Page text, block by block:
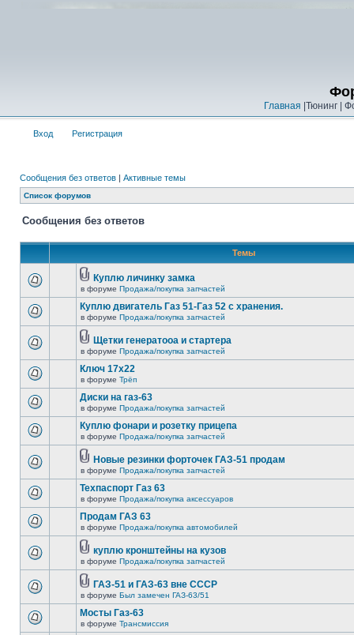
Главная |Тюнинг |
Вход Регистрация
Сообщения без ответов | Активные темы
Список форумов
Сообщения без ответов
Темы
Куплю личинку замка
в форуме Продажа/покупка запчастей
Куплю двигатель Газ 51-Газ 52 с хранения.
в форуме Продажа/покупка запчастей
Щетки генератооа и стартера
в форуме Продажа/покупка запчастей
Ключ 17х22
в форуме Трёп
Диски на газ-63
в форуме Продажа/покупка запчастей
Куплю фонари и розетку прицепа
в форуме Продажа/покупка запчастей
Новые резинки форточек ГАЗ-51 продам
в форуме Продажа/покупка запчастей
Техпаспорт Газ 63
в форуме Продажа/покупка аксессуаров
Продам ГАЗ 63
в форуме Продажа/покупка автомобилей
куплю кронштейны на кузов
в форуме Продажа/покупка запчастей
ГАЗ-51 и ГАЗ-63 вне СССР
в форуме Был замечен ГАЗ-63/51
Мосты Газ-63
в форуме Трансмиссия